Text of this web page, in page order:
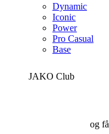
Dynamic
Iconic
Power
Pro Casual
Base
JAKO Club
og få